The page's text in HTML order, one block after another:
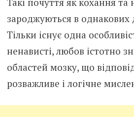
зароджуються в однакових
Тільки існує одна
ненависті, любов істотно
областей мозку, що
розважливе і логічне